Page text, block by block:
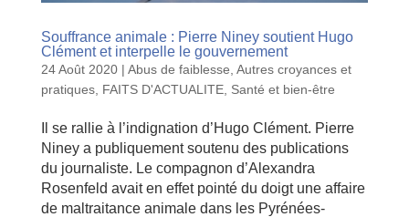
Souffrance animale : Pierre Niney soutient Hugo
Clément et interpelle le gouvernement
24 Août 2020| Abus de faiblesse Autres croyances et
pratiques, FAITS D'ACTUALITE, Santé et bien-être
Il se rallie à l’indignation d’Hugo Clément. Pierre
Niney a publiquement soutenu des publications
du journaliste. Le compagnon d’Alexandra
Rosenfeld avait en effet pointé du doigt une affaire
de maltraitance animale dans les Pyrénées-